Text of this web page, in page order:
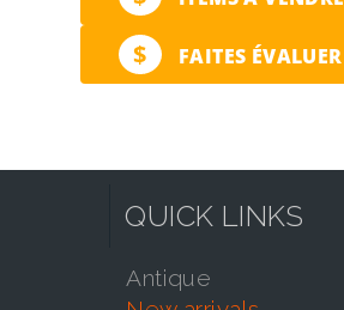
$ FAITES ÉVALUER
QUICK LINKS
antique